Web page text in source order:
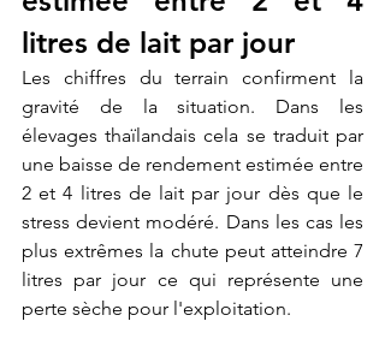
litres de lait par jour
Les chiffres du terrain confirment la
gravité de la situation. Dans les
élevages thaïlandais cela se traduit par
une baisse de rendement estimée entre
2 et 4 litres de lait par jour dès que le
stress devient modéré. Dans les cas les
plus extrêmes la chute peut atteindre 7
litres par jour ce qui représente une
perte sèche pour l'exploitation.